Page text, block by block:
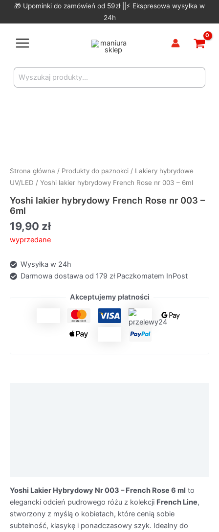
🎁 Upominki do zamówień od 59zł ||⚡ Ekspresowa wysyłka w
24h
Main
Menu
Search
for:
Strona główna / Produkty do paznokci / Lakiery hybrydowe
UV/LED / Yoshi lakier hybrydowy French Rose nr 003 – 6ml
Yoshi lakier hybrydowy French Rose nr 003 –
6ml
19,90 zł
wyprzedane
Wysyłka w 24h
Darmowa dostawa od 179 zł Paczkomatem InPost
Akceptujemy płatności
Yoshi Lakier Hybrydowy Nr 003 – French Rose 6 ml to
elegancki odcień pudrowego różu z kolekcji French Line,
stworzony z myślą o kobietach, które cenią sobie
subtelność, klasykę i ponadczasowy szyk. Idealny do